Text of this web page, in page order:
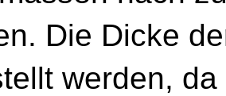
Die Dicke
werden,